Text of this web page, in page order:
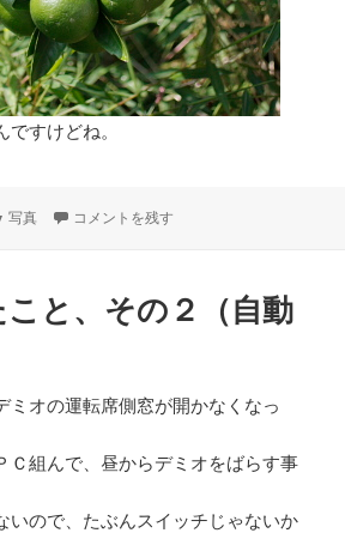
すけどね。
カ
ー
写真 家の周りの写真 に
コメントを残す
と、その２（自動
ミオの運転席側窓が開かなくなっ
Ｃ組んで、昼からデミオをばらす事
いので、たぶんスイッチじゃないか